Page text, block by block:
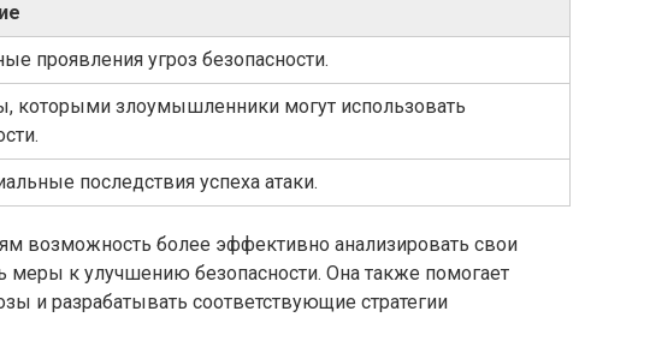
проявления угроз безопасности.
которыми злоумышленники могут использовать
последствия успеха атаки.
возможность более эффективно анализировать свои
меры к улучшению безопасности. Она также помогает
и разрабатывать соответствующие стратегии